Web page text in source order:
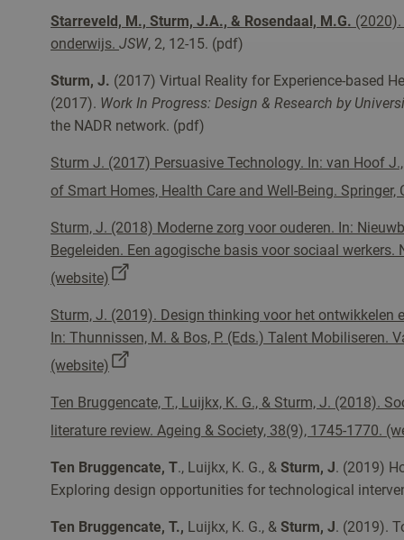
Starreveld, M., Sturm, J.A., & Rosendaal, M.G.
onderwijs. JSW, 2, 12-15. (pdf)
Sturm, J. (2017) Virtual Reality for Experience-based
(2017). Work In Progress: Design & Research by
the NADR network. (pdf)
Sturm J. (2017) Persuasive Technology. In: van Hoof
of Smart Homes, Health Care and Well-Being. Springer,
Sturm, J. (2018) Moderne zorg voor ouderen. In:
Begeleiden. Een agogische basis voor sociaal werkers.
(website)
Sturm, J. (2019). Design thinking voor het ontwikkelen
In: Thunnissen, M. & Bos, P. (Eds.) Talent Mobiliseren.
(website)
Ten Bruggencate, T., Luijkx, K. G., & Sturm, J. (2018).
literature review. Ageing & Society, 38(9), 1745-1770.
Ten Bruggencate, T., Luijkx, K. G., & Sturm, J. (2019)
Exploring design opportunities for technological
Ten Bruggencate, T., Luijkx, K. G., & Sturm, J. (2019).